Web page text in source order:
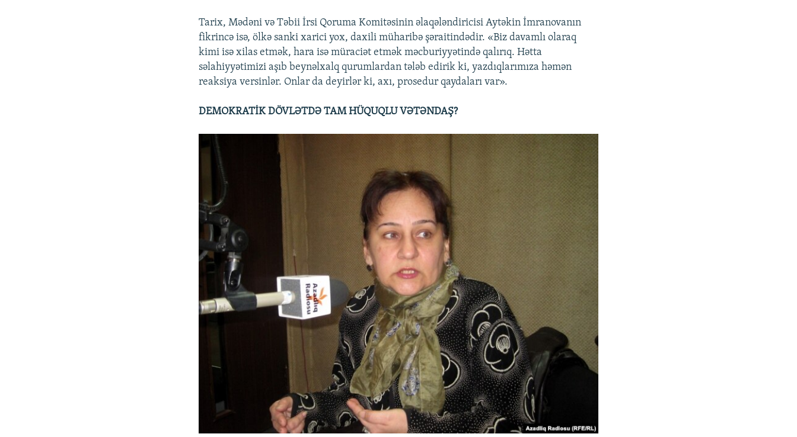
Tarix, Mədəni və Təbii İrsi Qoruma Komitəsinin əlaqələndiricisi Aytəkin İmranovanın
fikrincə isə, ölkə sanki xarici yox, daxili müharibə şəraitindədir. «Biz davamlı olaraq
kimi isə xilas etmək, hara isə müraciət etmək məcburiyyətində qalırıq. Hətta
səlahiyyətimizi aşıb beynəlxalq qurumlardan tələb edirik ki, yazdıqlarımıza həmən
reaksiya versinlər. Onlar da deyirlər ki, axı, prosedur qaydaları var».
DEMOKRATİK DÖVLƏTDƏ TAM HÜQUQLU VƏTƏNDAŞ?